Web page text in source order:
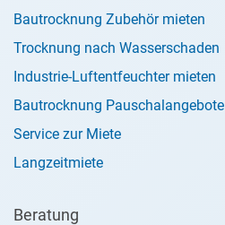
Bautrocknung Zubehör mieten
Trocknung nach Wasserschaden
Industrie-Luftentfeuchter mieten
Bautrocknung Pauschalangebote
Service zur Miete
Langzeitmiete
Beratung